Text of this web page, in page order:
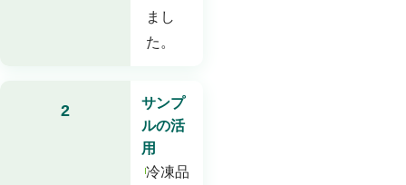
まし
た。
2
サンプ
ルの活
用
冷凍品